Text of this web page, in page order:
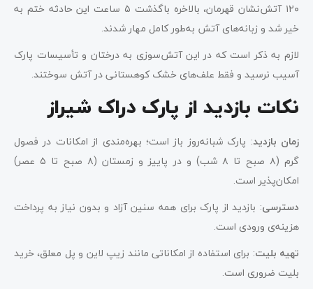
۱۲۰ آتش‌نشان قهرمان، بالاخره باگذشت ۵ ساعت این حادثه ختم به
خیر شد و زبانه‌های آتش به‌طور کامل مهار شدند.
لازم به ذکر است که در این آتش‌سوزی به درختان و تأسیسات پارک
آسیب نرسید و فقط علف‌های خشک کوهستانی در آتش سوختند.
نکات بازدید از پارک دراک شیراز
زمان بازدید: پارک شبانه‌روز باز است؛ بهره‌مندی از امکانات در فصول
گرم (۸ صبح تا ۸ شب) و در پاییز و زمستان (۸ صبح تا ۵ عصر)
امکان‌پذیر است.
دسترسی: بازدید از پارک برای همه سنین آزاد و بدون نیاز به پرداخت
هزینه‌ی ورودی است.
تهیه بلیت: برای استفاده از امکاناتی مانند زیپ لاین و پل معلق، خرید
بلیت ضروری است.